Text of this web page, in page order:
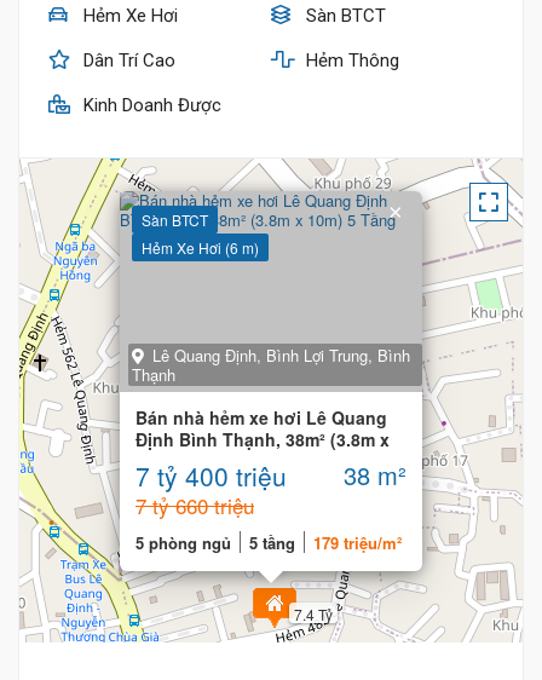
Hẻm Xe Hơi Sàn BTCT
Dân Trí Cao Hẻm Thông
Kinh Doanh Được
7.4 Tỷ
Sàn BTCT
Hẻm Xe Hơi (6 m)
Lê Quang Định, Bình Lợi Trung, Bình
Thạnh
Bán nhà hẻm xe hơi Lê Quang
Định Bình Thạnh, 38m² (3.8m x
10m) 5 Tầng
7 tỷ 400 triệu 38 m²
7 tỷ 660 triệu
5 phòng ngủ 5 tầng 179 triệu/m²
×